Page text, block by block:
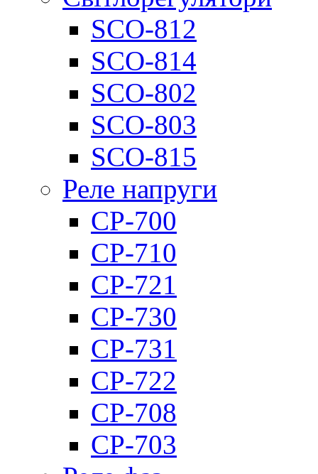
SCO-812
SCO-814
SCO-802
SCO-803
SCO-815
Реле напруги
CP-700
CP-710
CP-721
CP-730
CP-731
CP-722
CP-708
CP-703